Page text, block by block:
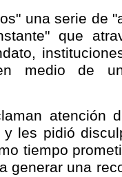
una serie de
que
medio de
atención
les pidió
tiempo
generar una